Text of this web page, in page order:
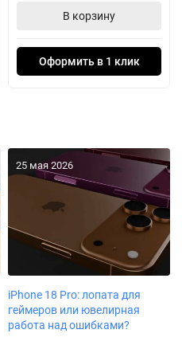
В корзину
Оформить в 1 клик
25 мая 2026
iPhone 18 Pro: лопата для
геймеров или ювелирная
работа над ошибками?